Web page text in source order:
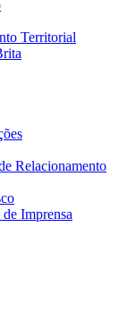
Territorial
Relacionamento
de Imprensa